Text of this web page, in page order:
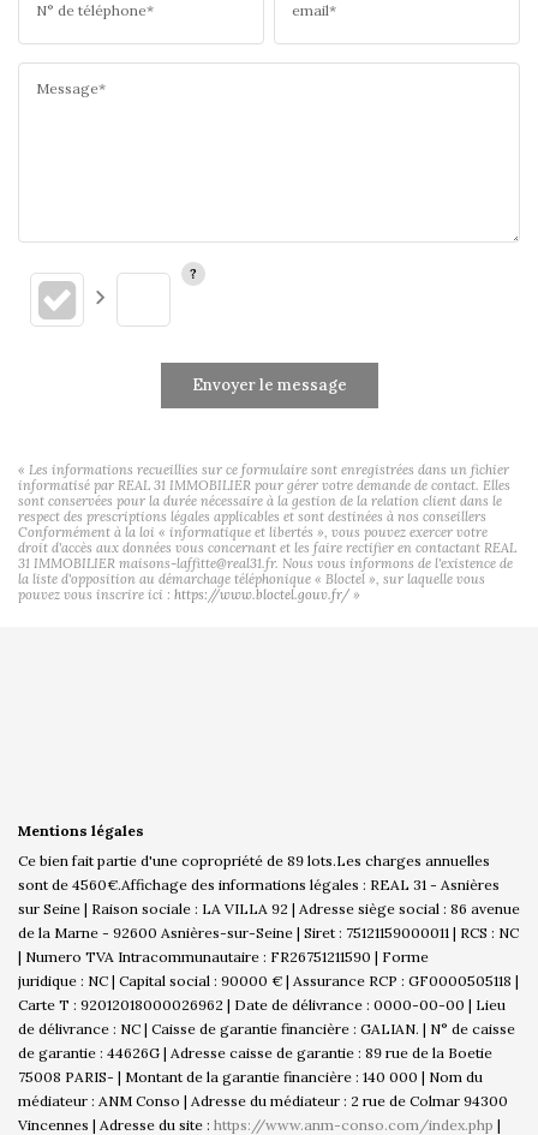
N° de téléphone* email*
Message*
Envoyer le message
« Les informations recueillies sur ce formulaire sont enregistrées dans un fichier
informatisé par REAL 31 IMMOBILIER pour gérer votre demande de contact. Elles
sont conservées pour la durée nécessaire à la gestion de la relation client dans le
respect des prescriptions légales applicables et sont destinées à nos conseillers
Conformément à la loi « informatique et libertés », vous pouvez exercer votre
droit d'accès aux données vous concernant et les faire rectifier en contactant REAL
31 IMMOBILIER maisons-laffitte@real31.fr. Nous vous informons de l'existence de
la liste d'opposition au démarchage téléphonique « Bloctel », sur laquelle vous
pouvez vous inscrire ici : https://www.bloctel.gouv.fr/ »
Mentions légales
Ce bien fait partie d'une copropriété de 89 lots.Les charges annuelles
sont de 4560€.Affichage des informations légales : REAL 31 - Asnières
sur Seine | Raison sociale : LA VILLA 92 | Adresse siège social : 86 avenue
de la Marne - 92600 Asnières-sur-Seine | Siret : 75121159000011 | RCS : NC
| Numero TVA Intracommunautaire : FR26751211590 | Forme
juridique : NC | Capital social : 90000 € | Assurance RCP : GF0000505118 |
Carte T : 92012018000026962 | Date de délivrance : 0000-00-00 | Lieu
de délivrance : NC | Caisse de garantie financière : GALIAN. | N° de caisse
de garantie : 44626G | Adresse caisse de garantie : 89 rue de la Boetie
75008 PARIS- | Montant de la garantie financière : 140 000 | Nom du
médiateur : ANM Conso | Adresse du médiateur : 2 rue de Colmar 94300
Vincennes | Adresse du site : https://www.anm-conso.com/index.php |